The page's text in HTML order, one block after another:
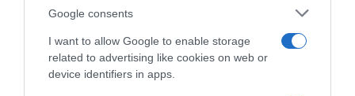
Google consents
I want to allow Google to enable storage
related to advertising like cookies on web or
device identifiers in apps.
Τι ανέφερε στην ομιλία του